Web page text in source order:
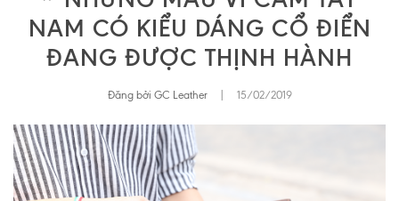
NAM CÓ KIỂU DÁNG CỔ ĐIỂN
ĐANG ĐƯỢC THỊNH HÀNH
Đăng bởi GC Leather 15/02/2019